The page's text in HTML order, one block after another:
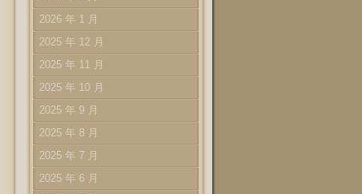
2026 年 1 月
2025 年 12 月
2025 年 11 月
2025 年 10 月
2025 年 9 月
2025 年 8 月
2025 年 7 月
2025 年 6 月